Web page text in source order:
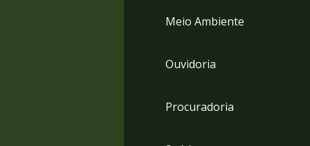
Meio Ambiente
Ouvidoria
Procuradoria